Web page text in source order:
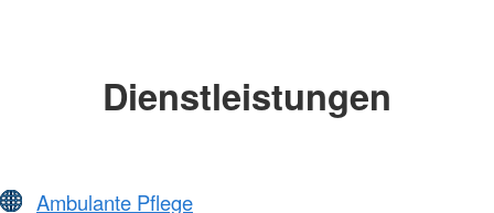
Dienstleistungen
Ambulante Pflege